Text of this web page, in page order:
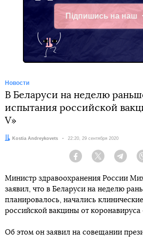
Підпишись на наш
Telegram
Новости
В Беларуси на неделю
испытания российской
V»
Автор:Kostia Andreykovets Дата:
22:20, 29 сентября 2020
Facebook Twitter
Министр здравоохранения России
заявил, что в Беларуси на неделю
планировалось, начались
российской вакцины от коронавируса
Об этом он заявил на совещании